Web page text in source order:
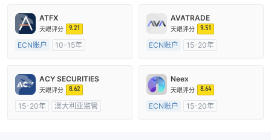
ATFX
天眼评分 9.21
ECN账户
10-15年
主标MT4
AVATRADE
天眼评分 9.51
ECN账户
15-20年
主标MT4
ACY SECURITIES
天眼评分 8.62
15-20年
澳大利亚监管
Neex
天眼评分 8.64
ECN账户
15-20年